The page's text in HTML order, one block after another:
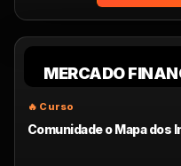
MERCADO
Comunidade o Mapa